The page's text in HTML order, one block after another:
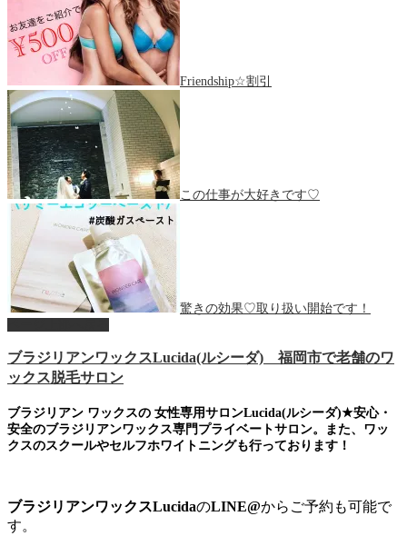
Friendship☆割引
この仕事が大好きです♡
驚きの効果♡取り扱い開始です！
ブラジリアンワックスLucida(ルシーダ) 福岡市で老舗のワ
ックス脱毛サロン
ブラジリアン ワックスの 女性専用サロンLucida(ルシーダ)★安心・
安全のブラジリアンワックス専門プライベートサロン。また、ワッ
クスのスクールやセルフホワイトニングも行っております！
ブラジリアンワックスLucidaのLINE@からご予約も可能で
す。